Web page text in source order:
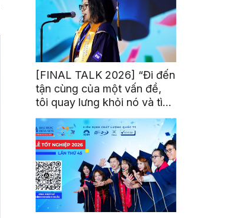
[FINAL TALK 2026] “Đi đến
tận cùng của một vấn đề,
tôi quay lưng khỏi nó và tìm
kiếm một bóng tối khác”